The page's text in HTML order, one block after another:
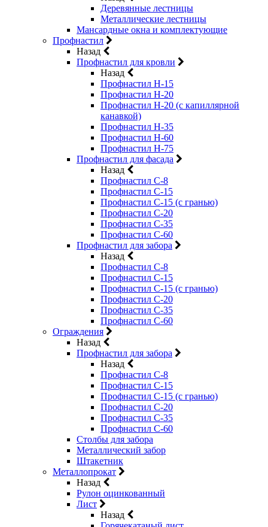
Деревянные лестницы
Металлические лестницы
Мансардные окна и комплектующие
Профнастил
Назад
Профнастил для кровли
Назад
Профнастил Н-15
Профнастил Н-20
Профнастил Н-20 (с капиллярной
канавкой)
Профнастил Н-35
Профнастил Н-60
Профнастил Н-75
Профнастил для фасада
Назад
Профнастил С-8
Профнастил С-15
Профнастил С-15 (с гранью)
Профнастил С-20
Профнастил С-35
Профнастил С-60
Профнастил для забора
Назад
Профнастил С-8
Профнастил С-15
Профнастил С-15 (с гранью)
Профнастил С-20
Профнастил С-35
Профнастил С-60
Ограждения
Назад
Профнастил для забора
Назад
Профнастил С-8
Профнастил С-15
Профнастил С-15 (с гранью)
Профнастил С-20
Профнастил С-35
Профнастил С-60
Столбы для забора
Металлический забор
Штакетник
Металлопрокат
Назад
Рулон оцинкованный
Лист
Назад